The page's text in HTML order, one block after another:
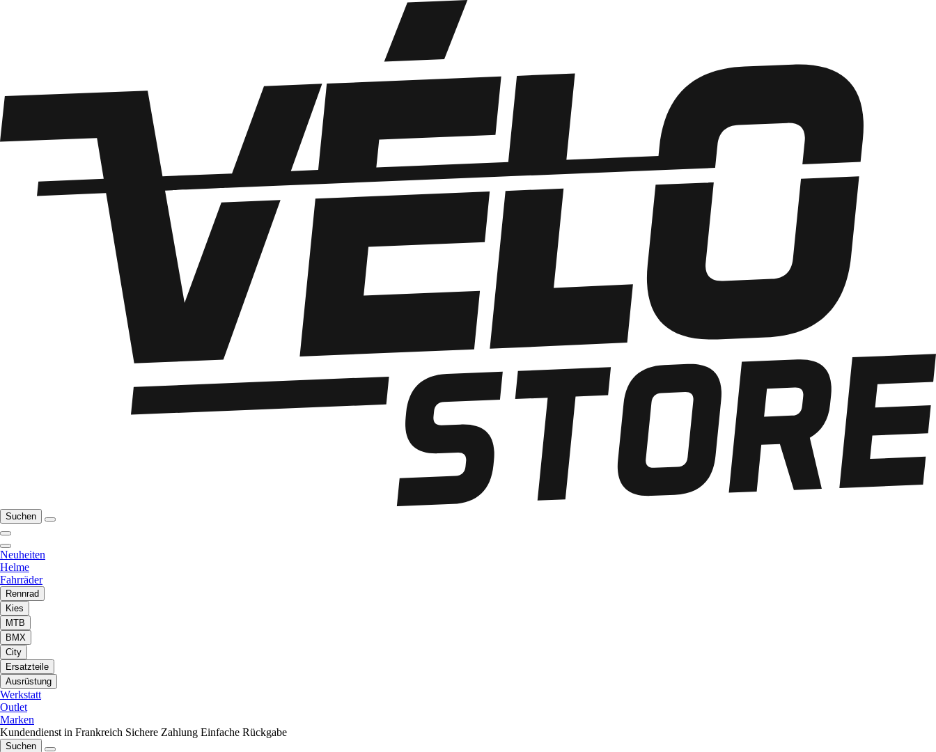
Suchen
Neuheiten
Helme
Fahrräder
Rennrad
Kies
MTB
BMX
City
Ersatzteile
Ausrüstung
Werkstatt
Outlet
Marken
Kundendienst in Frankreich Sichere Zahlung Einfache Rückgabe
Suchen